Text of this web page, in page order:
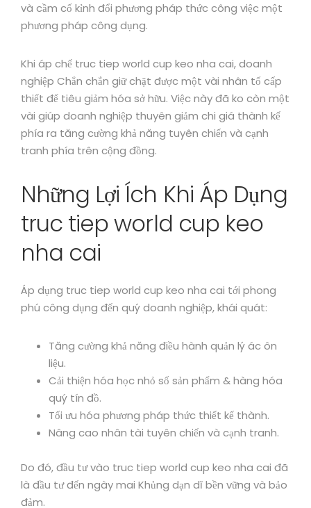
và cầm cố kỉnh đổi phương pháp thức công việc một
phương pháp công dụng.
Khi áp chế truc tiep world cup keo nha cai, doanh
nghiệp Chắn chắn giữ chặt được một vài nhân tố cấp
thiết để tiêu giảm hóa sở hữu. Việc này đã ko còn một
vài giúp doanh nghiệp thuyên giảm chi giá thành kế
phía ra tăng cường khả năng tuyên chiến và cạnh
tranh phía trên cộng đồng.
Những Lợi Ích Khi Áp Dụng
truc tiep world cup keo
nha cai
Áp dụng truc tiep world cup keo nha cai tới phong
phú công dụng đến quý doanh nghiệp, khái quát:
Tăng cường khả năng điều hành quản lý ác ôn
liệu.
Cải thiện hóa học nhỏ số sản phẩm & hàng hóa
quý tín đồ.
Tối ưu hóa phương pháp thức thiết kế thành.
Nâng cao nhân tài tuyên chiến và cạnh tranh.
Do đó, đầu tư vào truc tiep world cup keo nha cai đã
là đầu tư đến ngày mai Khủng dạn dĩ bền vững và bảo
đảm.